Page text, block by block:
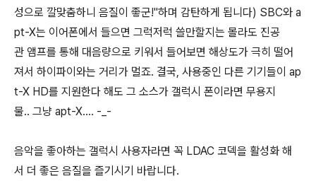
성으로 깔맞춤하니 음질이 좋군!"하며 감탄하게 됩니다) SBC와 a
pt-X는 이어폰에서 들으면 그럭저럭 쓸만할지는 몰라도 진공
관 앰프를 통해 대음량으로 키워서 들어보면 해상도가 극히 떨어
져서 하이파이와는 거리가 멀죠. 결국, 사용중인 다른 기기들이 ap
t-X HD를 지원한다 해도 그 소스가 갤럭시 폰이라면 무용지
물.. 그냥 apt-X.... -_-
음악을 좋아하는 갤럭시 사용자라면 꼭 LDAC 코덱을 활성화 해
서 더 좋은 음질을 즐기시기 바랍니다.